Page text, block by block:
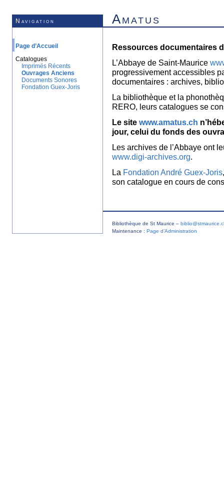
Navigation Amatus
Page d’Accueil
Catalogues
Imprimés Récents
Ouvrages Anciens
Documents Sonores
Fondation Guex-Joris
Ressources documentaires
L’Abbaye de Saint-Maurice
progressivement accessibles
documentaires : archives,
La bibliothèque et la
RERO, leurs catalogues se
Le site www.amatus.ch
jour, celui du fonds des
Les archives de l’Abbaye ont
www.digi-archives.org.
La Fondation André Guex-Joris
son catalogue en cours de
Bibliothèque de St Maurice –
Maintenance : Page d’Administration